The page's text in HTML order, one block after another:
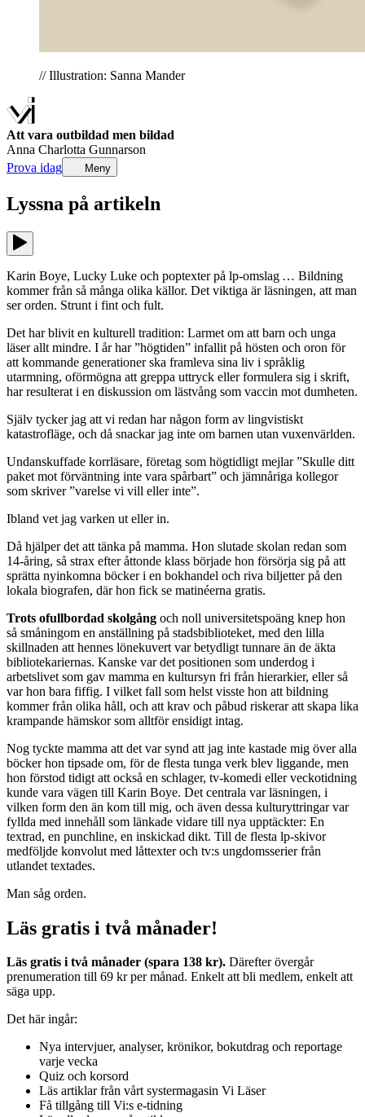
// Illustration: Sanna Mander
Att vara outbildad men bildad
Anna Charlotta Gunnarson
Prova idag
Meny
Lyssna på artikeln
Karin Boye, Lucky Luke och poptexter på lp-omslag … Bildning
kommer från så många olika källor. Det viktiga är läsningen, att man
ser orden. Strunt i fint och fult.
Det har blivit en kulturell tradition: Larmet om att barn och unga
läser allt mindre. I år har ”högtiden” infallit på hösten och oron för
att kommande generationer ska framleva sina liv i språklig
utarmning, oförmögna att greppa uttryck eller formulera sig i skrift,
har resulterat i en diskussion om lästvång som vaccin mot dumheten.
Själv tycker jag att vi redan har någon form av lingvistiskt
katastrofläge, och då snackar jag inte om barnen utan vuxenvärlden.
Undanskuffade korrläsare, företag som högtidligt mejlar ”Skulle ditt
paket mot förväntning inte vara spårbart” och jämnåriga kollegor
som skriver ”varelse vi vill eller inte”.
Ibland vet jag varken ut eller in.
Då hjälper det att tänka på mamma. Hon slutade skolan redan som
14-åring, så strax efter åttonde klass började hon försörja sig på att
sprätta nyinkomna böcker i en bokhandel och riva biljetter på den
lokala biografen, där hon fick se matinéerna gratis.
Trots ofullbordad skolgång och noll universitetspoäng knep hon
så småningom en anställning på stadsbiblioteket, med den lilla
skillnaden att hennes lönekuvert var betydligt tunnare än de äkta
bibliotekariernas. Kanske var det positionen som underdog i
arbetslivet som gav mamma en kultursyn fri från hierarkier, eller så
var hon bara fiffig. I vilket fall som helst visste hon att bildning
kommer från olika håll, och att krav och påbud riskerar att skapa lika
krampande hämskor som alltför ensidigt intag.
Nog tyckte mamma att det var synd att jag inte kastade mig över alla
böcker hon tipsade om, för de flesta tunga verk blev liggande, men
hon förstod tidigt att också en schlager, tv-komedi eller veckotidning
kunde vara vägen till Karin Boye. Det centrala var läsningen, i
vilken form den än kom till mig, och även dessa kulturyttringar var
fyllda med innehåll som länkade vidare till nya upptäckter: En
textrad, en punchline, en inskickad dikt. Till de flesta lp-skivor
medföljde konvolut med låttexter och tv:s ungdomsserier från
utlandet textades.
Man såg orden.
Läs gratis i två månader!
Läs gratis i två månader (spara 138 kr). Därefter övergår
prenumeration till 69 kr per månad. Enkelt att bli medlem, enkelt att
säga upp.
Det här ingår:
Nya intervjuer, analyser, krönikor, bokutdrag och reportage
varje vecka
Quiz och korsord
Läs artiklar från vårt systermagasin Vi Läser
Få tillgång till Vi:s e-tidning